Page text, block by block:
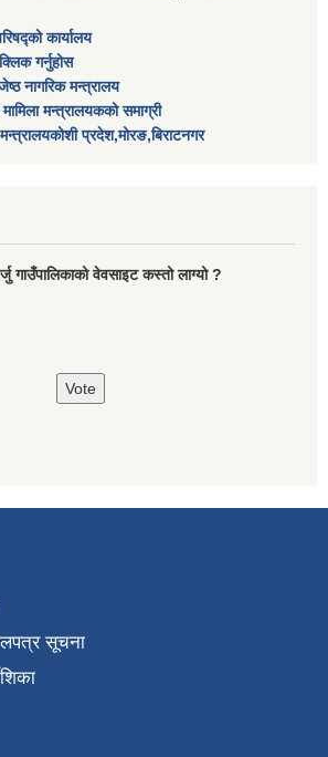
कार्यालय
गर्नुहोस
नागरिक मन्त्रालय
मन्त्रालयकको समाग्री
प्रदेश,मोरङ,बिराटनगर
गाउँपालिकाको वेवसाइट कस्तो लाग्यो ?
सूचना